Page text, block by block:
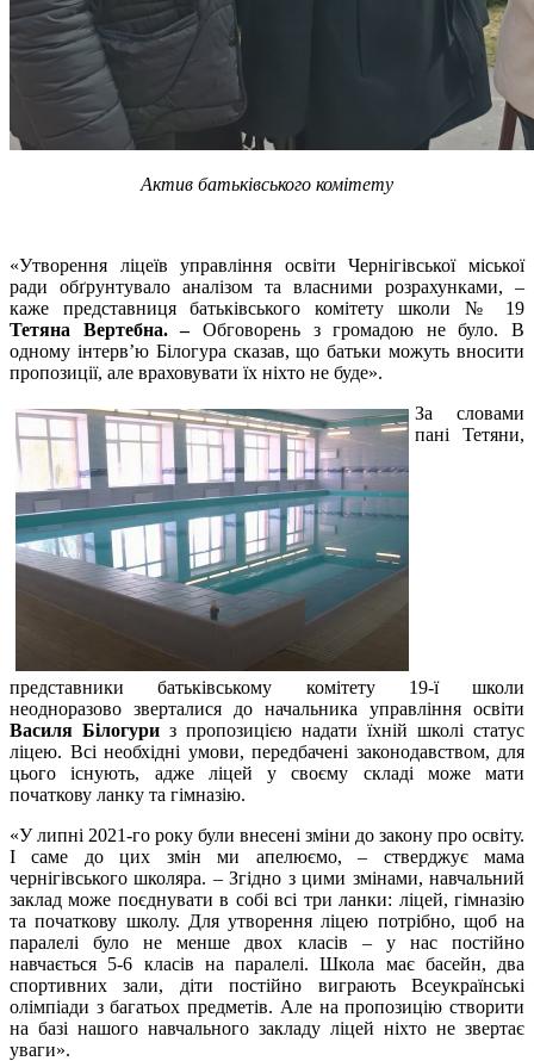
Актив батьківського комітету
«Утворення ліцеїв управління освіти Чернігівської міської
ради обґрунтувало аналізом та власними розрахунками, –
каже представниця батьківського комітету школи № 19
Тетяна Вертебна. – Обговорень з громадою не було. В
одному інтерв’ю Білогура сказав, що батьки можуть вносити
пропозиції, але враховувати їх ніхто не буде».
За словами
пані Тетяни,
представники батьківському комітету 19-ї школи
неодноразово зверталися до начальника управління освіти
Василя Білогури з пропозицією надати їхній школі статус
ліцею. Всі необхідні умови, передбачені законодавством, для
цього існують, адже ліцей у своєму складі може мати
початкову ланку та гімназію.
«У липні 2021-го року були внесені зміни до закону про освіту.
І саме до цих змін ми апелюємо, – стверджує мама
чернігівського школяра. – Згідно з цими змінами, навчальний
заклад може поєднувати в собі всі три ланки: ліцей, гімназію
та початкову школу. Для утворення ліцею потрібно, щоб на
паралелі було не менше двох класів – у нас постійно
навчається 5-6 класів на паралелі. Школа має басейн, два
спортивних зали, діти постійно виграють Всеукраїнські
олімпіади з багатьох предметів. Але на пропозицію створити
на базі нашого навчального закладу ліцей ніхто не звертає
уваги».